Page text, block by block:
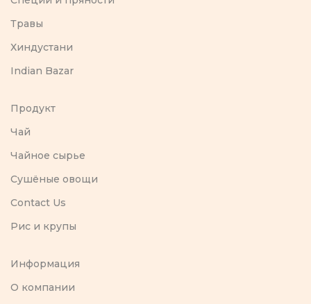
Травы
Хиндустани
Indian Bazar
Продукт
Чай
Чайное сырье
Сушёные овощи
Contact Us
Рис и крупы
Информация
O компании